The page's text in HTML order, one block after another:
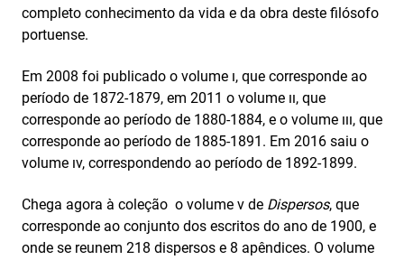
completo conhecimento da vida e da obra deste filósofo
portuense.
Em 2008 foi publicado o volume ı, que corresponde ao
período de 1872­‑1879, em 2011 o volume ıı, que
corresponde ao período de 1880­‑1884, e o volume ııı, que
corresponde ao período de 1885­‑1891. Em 2016 saiu o
volume ıv, correspondendo ao período de 1892‑1899.
Chega agora à coleção o volume v de Dispersos, que
corresponde ao conjunto dos escritos do ano de 1900, e
onde se reunem 218 dispersos e 8 apêndices. O volume